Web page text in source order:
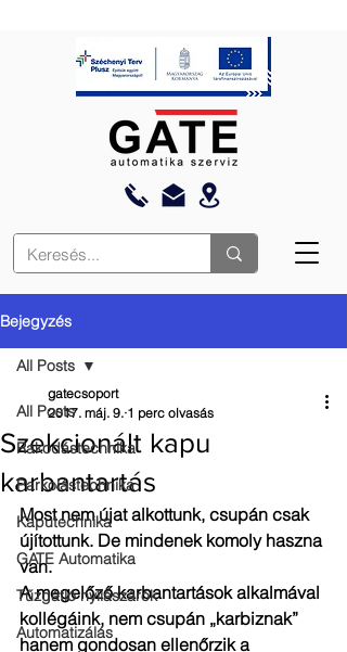
Bejegyzés
All Posts
Rakodástechnika
Parkolástechnika
Kaputechnika
GATE Automatika
Tűzgátló nyílászárók
Automatizálás
All Posts
Szekcionált kapu
karbantartás
gatecsoport
2017. máj. 9. 1 perc olvasás
Most nem újat alkottunk, csupán csak
újítottunk. De mindenek komoly haszna
van.
A megelőző karbantartások alkalmával
kollégáink, nem csupán „karbiznak”
hanem gondosan ellenőrzik a